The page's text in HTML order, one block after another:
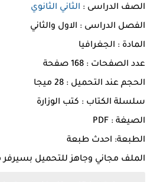
الصف الدراسى : الثاني الثانوي
الفصل الدراسى : الاول والثاني
المادة : الجغرافيا
عدد الصفحات : 168 صفحة
الحجم عند التحميل : 28 ميجا
سلسلة الكتاب : كتب الوزارة
الصيغة : PDF
الطبعة: احدث طبعة
الملف مجاني وجاهز للتحميل بسيرفر